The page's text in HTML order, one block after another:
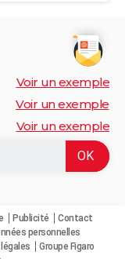
Voir un exemple
Voir un exemple
Voir un exemple
Publicité
Contact
personnelles
Groupe Figaro